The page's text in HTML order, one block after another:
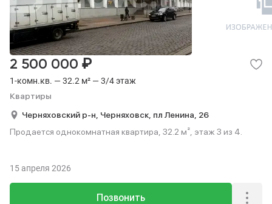
1-комн.кв. — 32.2 м² — 3/4 этаж
Квартиры
2 500 000 ₽
Черняховский р-н, Черняховск, пл Ленина, 26
Продается однокомнатная квартира, 32.2 м², этаж 3 из 4.
Позвонить
15 апреля 2026